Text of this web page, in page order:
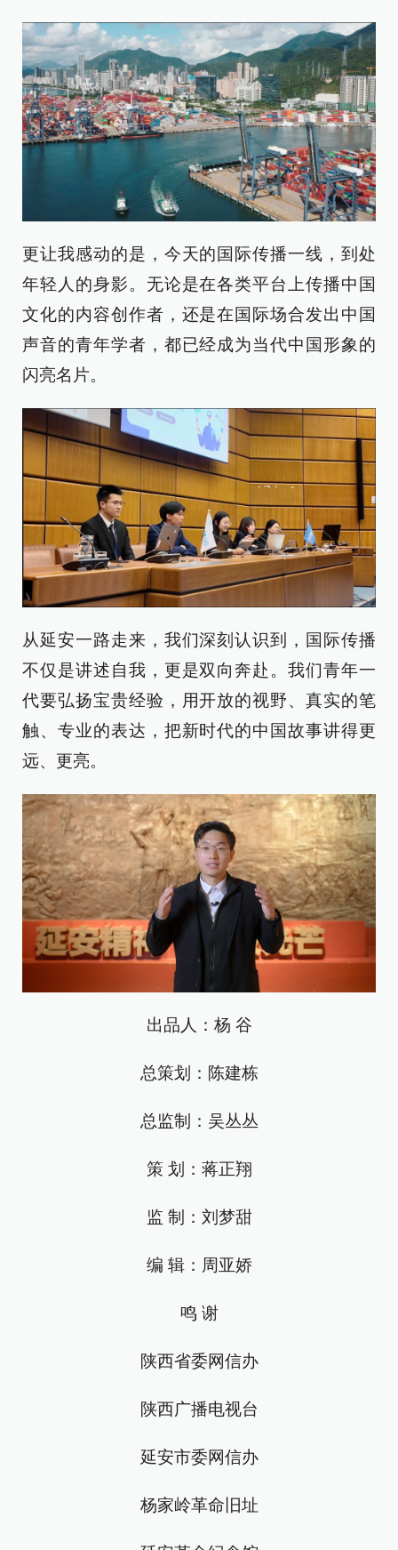
更让我感动的是，今天的国际传播一线，到处
年轻人的身影。无论是在各类平台上传播中国
文化的内容创作者，还是在国际场合发出中国
声音的青年学者，都已经成为当代中国形象的
闪亮名片。
从延安一路走来，我们深刻认识到，国际传播
不仅是讲述自我，更是双向奔赴。我们青年一
代要弘扬宝贵经验，用开放的视野、真实的笔
触、专业的表达，把新时代的中国故事讲得更
远、更亮。
出品人：杨 谷
总策划：陈建栋
总监制：吴丛丛
策 划：蒋正翔
监 制：刘梦甜
编 辑：周亚娇
鸣 谢
陕西省委网信办
陕西广播电视台
延安市委网信办
杨家岭革命旧址